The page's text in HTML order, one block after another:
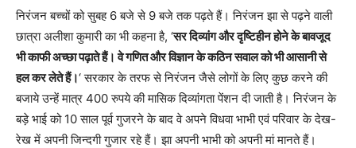
निरंजन बच्चों को सुबह 6 बजे से 9 बजे तक पढ़ते हैं। निरंजन झा से पढ़ने वाली
छात्रा अलीशा कुमारी का भी कहना है, ‘सर दिव्यांग और दृष्टिहीन होने के बावजूद
भी काफी अच्छा पढ़ाते हैं। वे गणित और विज्ञान के कठिन सवाल को भी आसानी से
हल कर लेते हैं।‘ सरकार के तरफ से निरंजन जैसे लोगों के लिए कुछ करने की
बजाये उन्हें मात्र 400 रुपये की मासिक दिव्यांगता पेंशन दी जाती है। निरंजन के
बड़े भाई को 10 साल पूर्व गुजरने के बाद वे अपने विधवा भाभी एवं परिवार के देख-
रेख में अपनी जिन्दगी गुजार रहे हैं। झा अपनी भाभी को अपनी मां मानते हैं।